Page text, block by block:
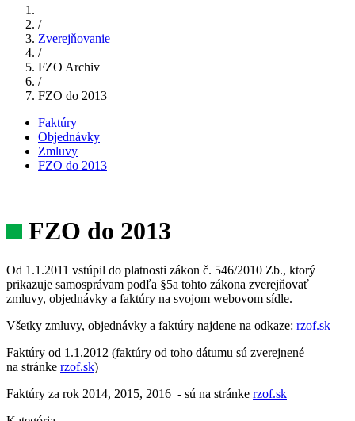
/
Zverejňovanie
/
FZO Archiv
/
FZO do 2013
Faktúry
Objednávky
Zmluvy
FZO do 2013
FZO do 2013
Od 1.1.2011 vstúpil do platnosti zákon č. 546/2010 Zb., ktorý
prikazuje samosprávam podľa §5a tohto zákona zverejňovať
zmluvy, objednávky a faktúry na svojom webovom sídle.
Všetky zmluvy, objednávky a faktúry najdene na odkaze: rzof.sk
Faktúry od 1.1.2012 (faktúry od toho dátumu sú zverejnené
na stránke rzof.sk)
Faktúry za rok 2014, 2015, 2016 - sú na stránke rzof.sk